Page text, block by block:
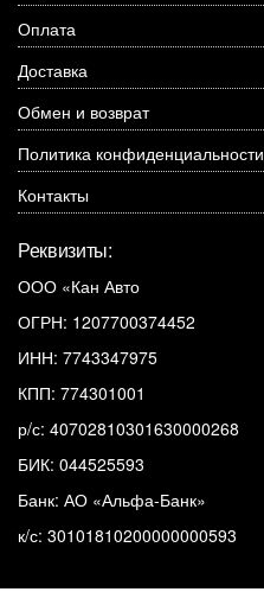
Оплата
Доставка
Обмен и возврат
Политика конфиденциальности
Контакты
Реквизиты:
ООО «Кан Авто
ОГРН: 1207700374452
ИНН: 7743347975
КПП: 774301001
р/с: 40702810301630000268
БИК: 044525593
Банк: АО «Альфа-Банк»
к/с: 30101810200000000593